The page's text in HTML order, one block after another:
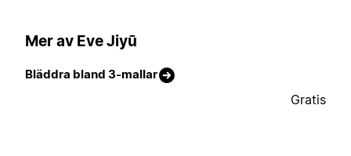
Mer av Eve Jiyū
Bläddra bland 3-mallar
Gratis